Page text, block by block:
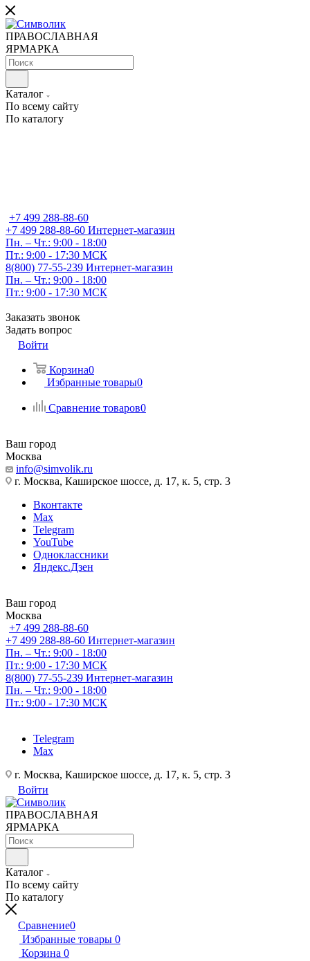
ПРАВОСЛАВНАЯ
ЯРМАРКА
Каталог
По всему сайту
По каталогу
+7 499 288-88-60
+7 499 288-88-60 Интернет-магазин
Пн. – Чт.: 9:00 - 18:00
Пт.: 9:00 - 17:30 МСК
8(800) 77-55-239 Интернет-магазин
Пн. – Чт.: 9:00 - 18:00
Пт.: 9:00 - 17:30 МСК
Заказать звонок
Задать вопрос
Войти
Корзина0
Избранные товары0
Сравнение товаров0
Ваш город
Москва
info@simvolik.ru
г. Москва, Каширское шоссе, д. 17, к. 5, стр. 3
Вконтакте
Max
Telegram
YouTube
Одноклассники
Яндекс.Дзен
Ваш город
Москва
+7 499 288-88-60
+7 499 288-88-60 Интернет-магазин
Пн. – Чт.: 9:00 - 18:00
Пт.: 9:00 - 17:30 МСК
8(800) 77-55-239 Интернет-магазин
Пн. – Чт.: 9:00 - 18:00
Пт.: 9:00 - 17:30 МСК
Telegram
Max
г. Москва, Каширское шоссе, д. 17, к. 5, стр. 3
Войти
ПРАВОСЛАВНАЯ
ЯРМАРКА
Каталог
По всему сайту
По каталогу
Сравнение0
Избранные товары 0
Корзина 0